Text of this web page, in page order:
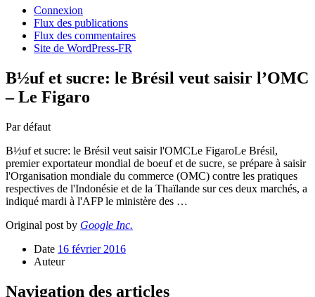
Connexion
Flux des publications
Flux des commentaires
Site de WordPress-FR
B½uf et sucre: le Brésil veut saisir l’OMC
– Le Figaro
Par défaut
B½uf et sucre: le Brésil veut saisir l'OMCLe FigaroLe Brésil,
premier exportateur mondial de boeuf et de sucre, se prépare à saisir
l'Organisation mondiale du commerce (OMC) contre les pratiques
respectives de l'Indonésie et de la Thaïlande sur ces deux marchés, a
indiqué mardi à l'AFP le ministère des …
Original post by Google Inc.
Date 16 février 2016
Auteur
Navigation des articles